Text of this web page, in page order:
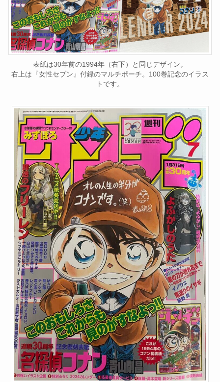
表紙は30年前の1994年（右下）と同じデザイン。
右上は『女性セブン』付録のマルチポーチ。100巻記念のイラス
トです。